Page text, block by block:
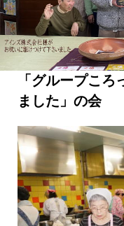
「グループこ
ました」の会